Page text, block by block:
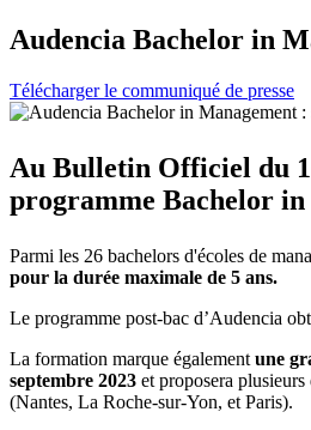
Audencia Bachelor in
Télécharger le communiqué de presse
Au Bulletin Officiel du
programme Bachelor in
Parmi les 26 bachelors d'écoles de
pour la durée maximale de 5 ans.
Le programme post-bac d’Audencia
La formation marque également une
septembre 2023 et proposera
(Nantes, La Roche-sur-Yon, et Paris).